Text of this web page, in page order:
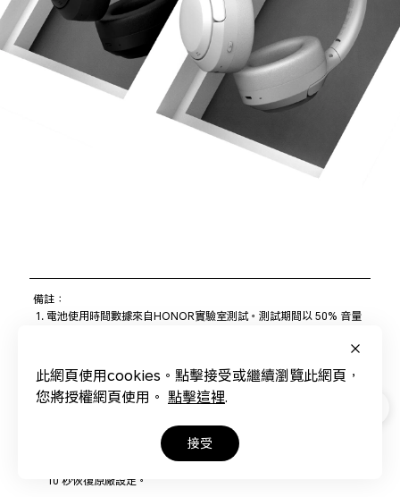
備註：
電池使用時間數據來自HONOR實驗室測試。測試期間以 50% 音量
可能會因音量、音源、環境干擾、產品功能和使用習慣而有所不同。
您可長按「ANC鍵」或透過 HONOR AI Space App 的設定選單開啟
或關閉「遊戲模式」。請注意遊戲模式下的音質可能會略有下降，因
此建議根據您的實際需求使用。
後連按兩下「ANC鍵」，聽到聲音後完成耳道自適應設置，再重新連
在關機狀態下，長按 「MFB」5 秒進入配對狀態，或長按 「MFB」
10 秒恢復原廠設定。
此網頁使用cookies。點擊接受或繼續瀏覽此網頁，
您將授權網頁使用。 點擊這裡.
接受